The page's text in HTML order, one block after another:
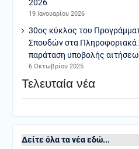
2026
19 Ιανουαρίου 2026
30ος κύκλος του
Σπουδών στα Πληροφοριακά
παράταση υποβολής
6 Οκτωβρίου 2025
Τελευταία νέα
Δείτε όλα τα νέα εδώ...